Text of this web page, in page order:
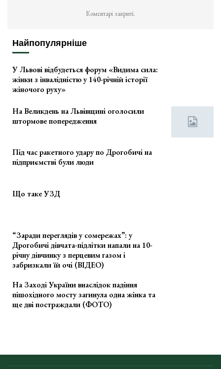
Коментарі закриті.
Найпопулярніше
У Львові відбудеться форум «Видима сила:
жінки з інвалідністю у 140-річній історії
жіночого руху»
На Великдень на Львівщині оголосили
штормове попередження
Під час ракетного удару по Дрогобичі на
підприємстві були люди
Що таке УЗД
“Заради переглядів у сомережах”: у
Дрогобичі дівчата-підлітки напали на 10-
річну дівчинку з перцевим газом і
забризкали їй очі (ВІДЕО)
На Заході України внаслідок падіння
пішохідного мосту загинула одна жінка та
ще дві постраждали (ФОТО)